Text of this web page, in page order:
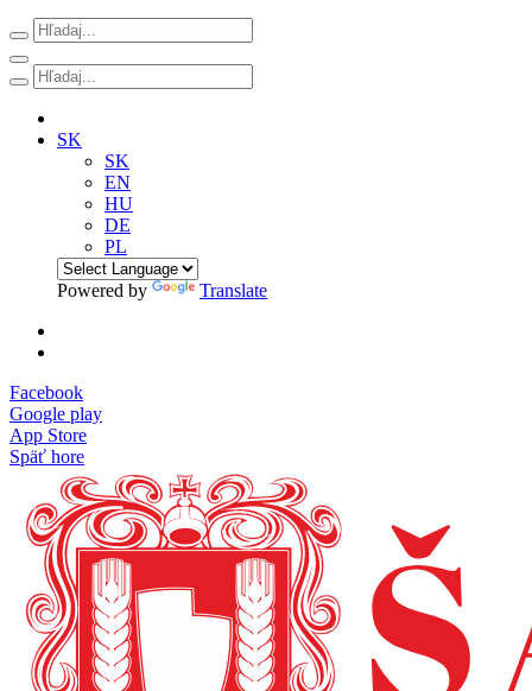
SK
SK
EN
HU
DE
PL
Powered by Translate
Facebook
Google play
App Store
Späť hore